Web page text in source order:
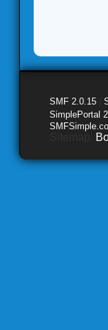
SMF 2.0.15
SimplePortal